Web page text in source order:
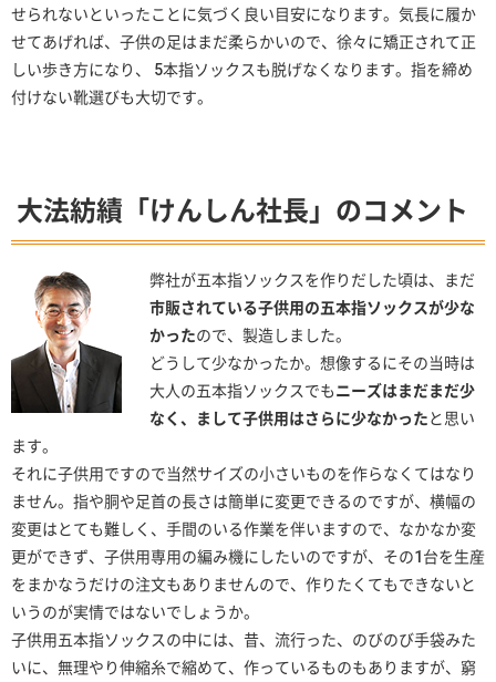
せられないといったことに気づく良い目安になります。気長に履か
せてあげれば、子供の足はまだ柔らかいので、徐々に矯正されて正
しい歩き方になり、 5本指ソックスも脱げなくなります。指を締め
付けない靴選びも大切です。
大法紡績「けんしん社長」のコメント
弊社が五本指ソックスを作りだした頃は、まだ
市販されている子供用の五本指ソックスが少な
かったので、製造しました。
どうして少なかったか。想像するにその当時は
大人の五本指ソックスでもニーズはまだまだ少
なく、まして子供用はさらに少なかったと思い
ます。
それに子供用ですので当然サイズの小さいものを作らなくてはなり
ません。指や胴や足首の長さは簡単に変更できるのですが、横幅の
変更はとても難しく、手間のいる作業を伴いますので、なかなか変
更ができず、子供用専用の編み機にしたいのですが、その1台を生産
をまかなうだけの注文もありませんので、作りたくてもできないと
いうのが実情ではないでしょうか。
子供用五本指ソックスの中には、昔、流行った、のびのび手袋みた
いに、無理やり伸縮糸で縮めて、作っているものもありますが、窮